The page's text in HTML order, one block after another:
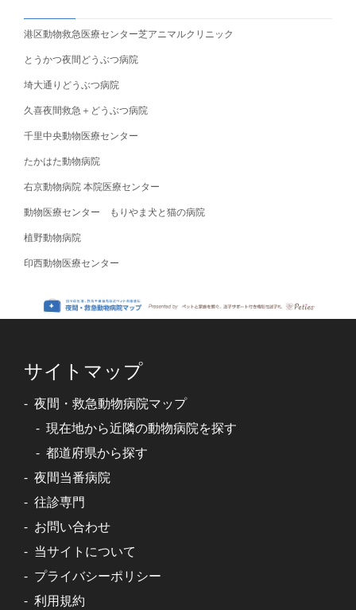
港区動物救急医療センター芝アニマルクリニック
とうかつ夜間どうぶつ病院
埼大通りどうぶつ病院
久喜夜間救急＋どうぶつ病院
千里中央動物医療センター
たかはた動物病院
右京動物病院 本院医療センター
動物医療センター もりやま犬と猫の病院
植野動物病院
印西動物医療センター
サイトマップ
夜間・救急動物病院マップ
現在地から近隣の動物病院を探す
都道府県から探す
夜間当番病院
往診専門
お問い合わせ
当サイトについて
プライバシーポリシー
利用規約